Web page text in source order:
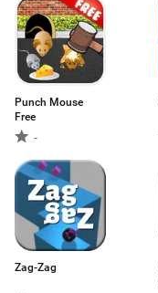
Punch Mouse
Free
-
Zag-Zag